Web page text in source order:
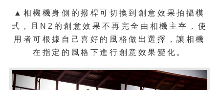
▲相機機身側的撥桿可切換到創意效果拍攝模
式，且N2的創意效果不再完全由相機主宰，使
用者可根據自己喜好的風格做出選擇，讓相機
在指定的風格下進行創意效果變化。